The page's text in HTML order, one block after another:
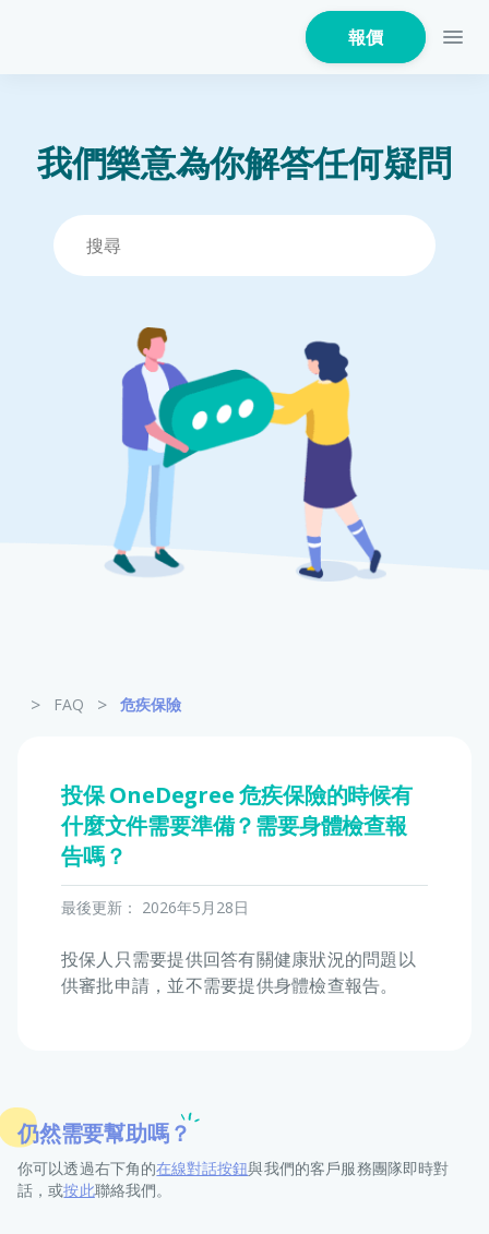
報價
家居保險
火險
危疾保
寵物保險
我們樂意為你解答任何疑問
> FAQ > 危疾保險
投保 OneDegree 危疾保險的時候有
什麼文件需要準備？需要身體檢查報
告嗎？
最後更新： 2026年5月28日
投保人只需要提供回答有關健康狀況的問題以
供審批申請，並不需要提供身體檢查報告。
仍然需要幫助嗎？
你可以透過右下角的在線對話按鈕與我們的客戶服務團隊即時對
話，或按此聯絡我們。